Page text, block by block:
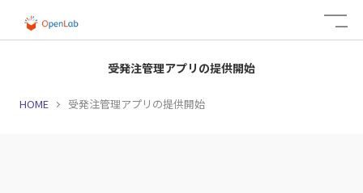
受発注管理アプリの提供開始
HOME 受発注管理アプリの提供開始